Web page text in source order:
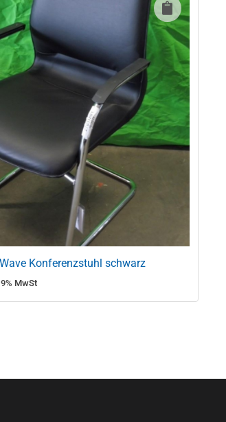
Konferenzstuhl schwarz
MwSt